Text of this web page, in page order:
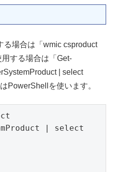
る場合は「wmic csproduct
する場合は「Get-
| select
PowerShellを使います。
| select